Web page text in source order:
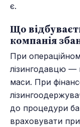
є.
Що
компанія
При
лізингодавцю —
маси. При
до процедури
враховувати